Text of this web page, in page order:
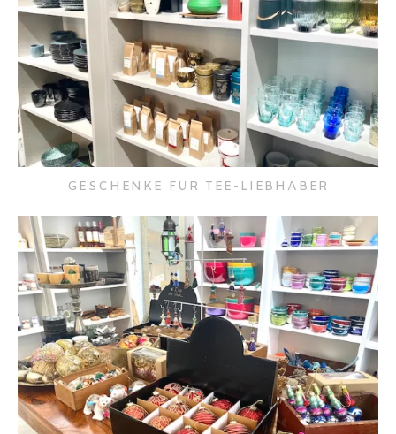
GESCHENKE FÜR TEE-LIEBHABER